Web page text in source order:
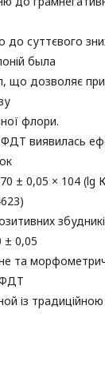
суттєвого
была
що дозволяє
флори.
виявилась
± 0,05 × 104
± 0,05
та
ФДТ
із